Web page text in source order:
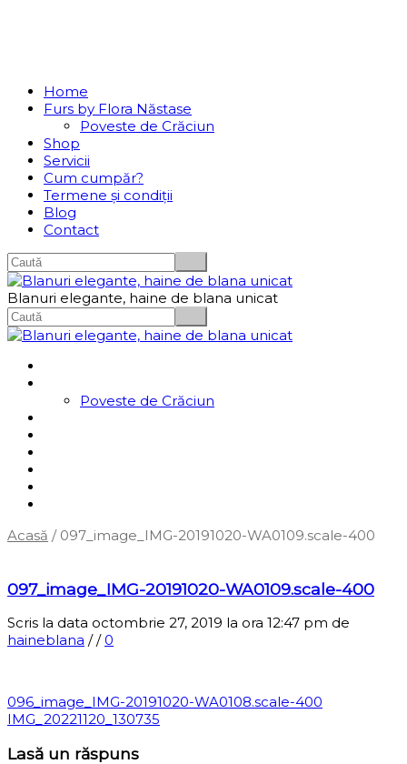
Home
Furs by Flora Năstase
Poveste de Crăciun
Shop
Servicii
Cum cumpăr?
Termene și condiții
Blog
Contact
Blanuri elegante, haine de blana unicat
Poveste de Crăciun
Acasă / 097_image_IMG-20191020-WA0109.scale-400
097_image_IMG-20191020-WA0109.scale-400
Scris la data octombrie 27, 2019 la ora 12:47 pm de
haineblana //0
096_image_IMG-20191020-WA0108.scale-400
IMG_20221120_130735
Lasă un răspuns